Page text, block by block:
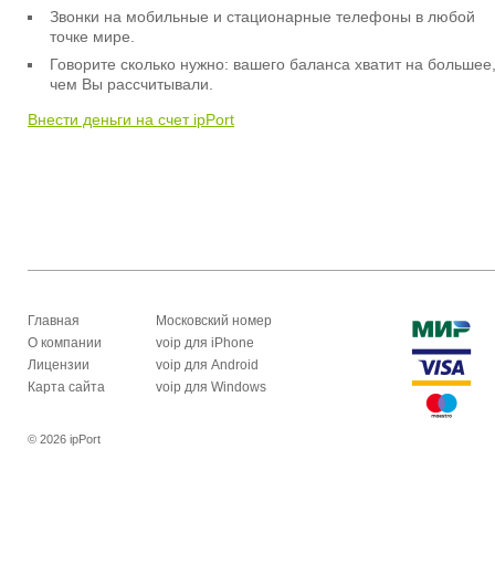
Звонки на мобильные и стационарные телефоны в любой
точке мире.
Говорите сколько нужно: вашего баланса хватит на большее,
чем Вы рассчитывали.
Внести деньги на счет ipPort
Главная
О компании
Лицензии
Карта сайта
Московский номер
voip для iPhone
voip для Android
voip для Windows
© 2026 ipPort